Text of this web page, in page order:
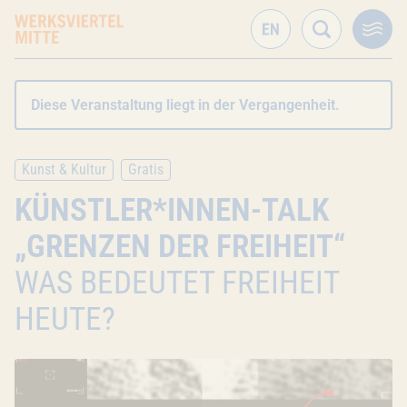
Diese Veranstaltung liegt in der Vergangenheit.
Kunst & Kultur Gratis
KÜNSTLER*INNEN-TALK
„GRENZEN DER FREIHEIT“
WAS BEDEUTET FREIHEIT
HEUTE?